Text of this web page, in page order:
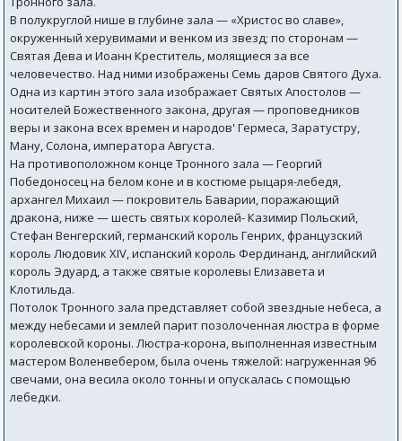
В полукруглой нише в глубине зала — «Христос во славе»,
окруженный херувимами и венком из звезд; по сторонам —
Святая Дева и Иоанн Креститель, молящиеся за все
человечество. Над ними изображены Семь даров Святого Духа.
Одна из картин этого зала изображает Святых Апостолов —
носителей Божественного закона, другая — проповедников
веры и закона всех времен и народов' Гермеса, Заратустру,
Ману, Солона, императора Августа.
На противоположном конце Тронного зала — Георгий
Победоносец на белом коне и в костюме рыцаря-лебедя,
архангел Михаил — покровитель Баварии, поражающий
дракона, ниже — шесть святых королей- Казимир Польский,
Стефан Венгерский, германский король Генрих, французский
король Людовик XIV, испанский король Фердинанд, английский
король Эдуард, а также святые королевы Елизавета и
Клотильда.
Потолок Тронного зала представляет собой звездные небеса, а
между небесами и землей парит позолоченная люстра в форме
королевской короны. Люстра-корона, выполненная известным
мастером Воленвебером, была очень тяжелой: нагруженная 96
свечами, она весила около тонны и опускалась с помощью
лебедки.